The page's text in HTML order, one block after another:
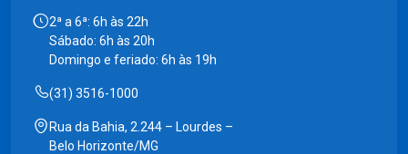
2ª a 6ª: 6h às 22h
Sábado: 6h às 20h
Domingo e feriado: 6h às 19h
(31) 3516-1000
Rua da Bahia, 2.244 – Lourdes –
Belo Horizonte/MG